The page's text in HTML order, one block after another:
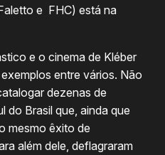
e FHC) está na
e o cinema de Kléber
entre vários. Não
dezenas de
do Brasil que, ainda que
mesmo êxito de
além dele, deflagraram